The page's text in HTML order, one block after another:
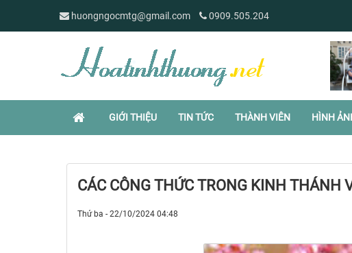
huongngocmtg@gmail.com 0909.505.204
GIỚI THIỆU TIN TỨC THÀNH VIÊN HÌNH
CÁC CÔNG THỨC TRONG KINH THÁNH
Thứ ba - 22/10/2024 04:48